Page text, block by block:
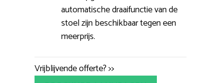
automatische draaifunctie van de
stoel zijn beschikbaar tegen een
meerprijs.
Vrijblijvende offerte? >>